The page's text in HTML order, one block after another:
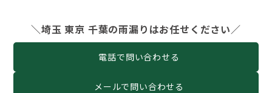
＼埼玉 東京 千葉の雨漏りはお任せください／
電話で問い合わせる
メールで問い合わせる